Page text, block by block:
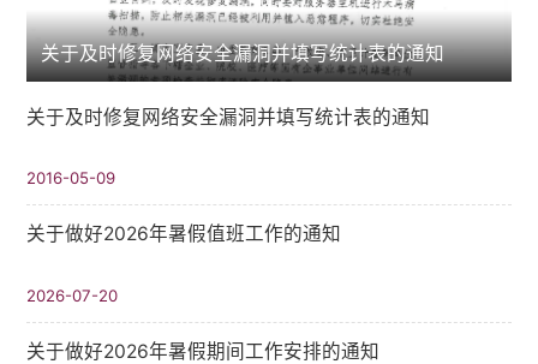
关于及时修复网络安全漏洞并填写统计表的通知
关于及时修复网络安全漏洞并填写统计表的通知
2016-05-09
关于做好2026年暑假值班工作的通知
2026-07-20
关于做好2026年暑假期间工作安排的通知